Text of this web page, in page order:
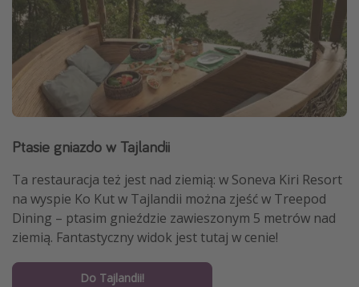
Ptasie gniazdo w Tajlandii
Ta restauracja też jest nad ziemią: w Soneva Kiri Resort
na wyspie Ko Kut w Tajlandii można zjeść w Treepod
Dining – ptasim gnieździe zawieszonym 5 metrów nad
ziemią. Fantastyczny widok jest tutaj w cenie!
Do Tajlandii!